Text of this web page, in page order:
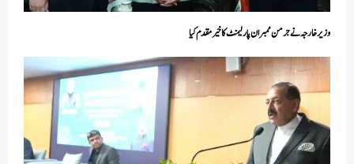
وزیر خارجہ نے جرمن ممبران پارلیمنٹ کا خیرمقدم کیا